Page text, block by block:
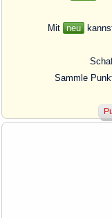
Mit neu
Sammle